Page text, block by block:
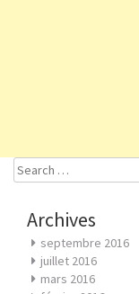
Search
Archives
septembre 2016
juillet 2016
mars 2016